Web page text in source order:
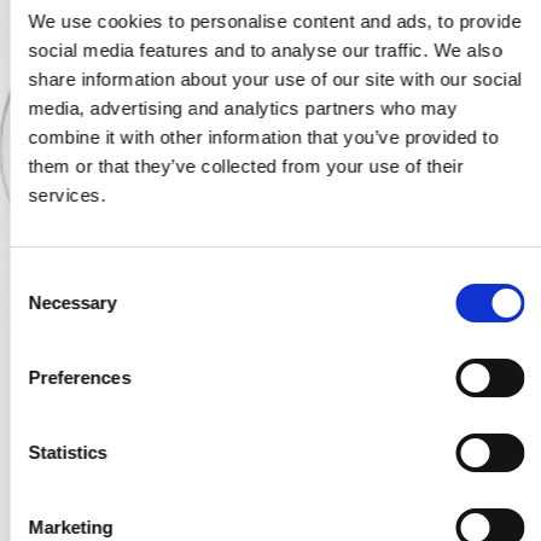
We use cookies to personalise content and ads, to provide
social media features and to analyse our traffic. We also
share information about your use of our site with our social
media, advertising and analytics partners who may
combine it with other information that you’ve provided to
them or that they’ve collected from your use of their
services.
Necessary
Preferences
Statistics
Marketing
Krom rosett - ø50 - 3mm - ø16 - cc30mm